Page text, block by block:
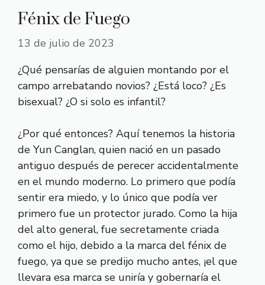
Fénix de Fuego
13 de julio de 2023
¿Qué pensarías de alguien montando por el
campo arrebatando novios? ¿Está loco? ¿Es
bisexual? ¿O si solo es infantil?
¿Por qué entonces? Aquí tenemos la historia
de Yun Canglan, quien nació en un pasado
antiguo después de perecer accidentalmente
en el mundo moderno. Lo primero que podía
sentir era miedo, y lo único que podía ver
primero fue un protector jurado. Como la hija
del alto general, fue secretamente criada
como el hijo, debido a la marca del fénix de
fuego, ya que se predijo mucho antes, ¡el que
llevara esa marca se uniría y gobernaría el